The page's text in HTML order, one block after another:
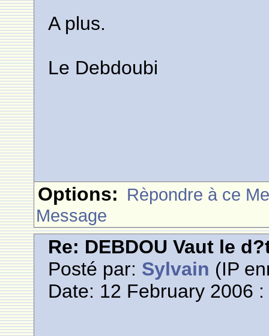
A plus.
Le Debdoubi
Options: Rèpondre à ce
Message
Re: DEBDOU Vaut le
Posté par: Sylvain (IP
Date: 12 February 2006